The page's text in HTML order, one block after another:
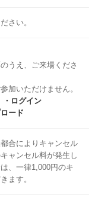
さい。
うえ、ご来場くださ
加いただけません。
ログイン
ード
合によりキャンセル
ャンセル料が発生し
、一律1,000円のキ
ます。